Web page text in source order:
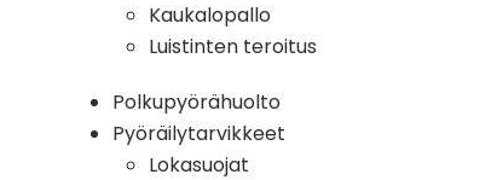
Kaukalopallo
Luistinten teroitus
Polkupyörähuolto
Pyöräilytarvikkeet
Lokasuojat